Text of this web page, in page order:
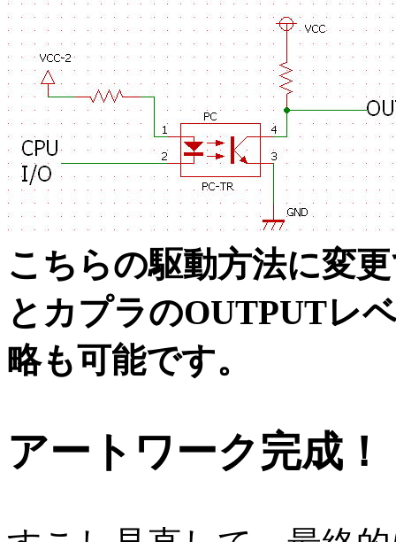
こちらの駆動方法に変
とカプラのOUTPUTレ
略も可能です。
アートワーク完成！